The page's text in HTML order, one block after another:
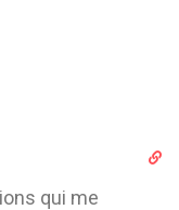
qui me